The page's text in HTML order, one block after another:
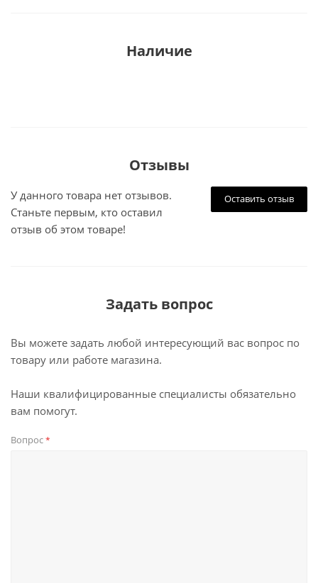
Наличие
Отзывы
Оставить отзыв
У данного товара нет отзывов.
Станьте первым, кто оставил
отзыв об этом товаре!
Задать вопрос
Вы можете задать любой интересующий вас вопрос по
товару или работе магазина.
Наши квалифицированные специалисты обязательно
вам помогут.
Вопрос*